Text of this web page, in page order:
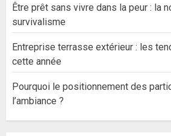
Être prêt sans vivre dans la peur : la
survivalisme
Entreprise terrasse extérieur : les
cette année
Pourquoi le positionnement des
l’ambiance ?